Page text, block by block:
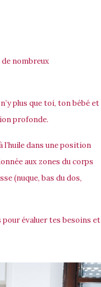
nombreux
plus que toi, ton bébé et
profonde.
l’huile dans une position
aux zones du corps
(nuque, bas du dos,
évaluer tes besoins et